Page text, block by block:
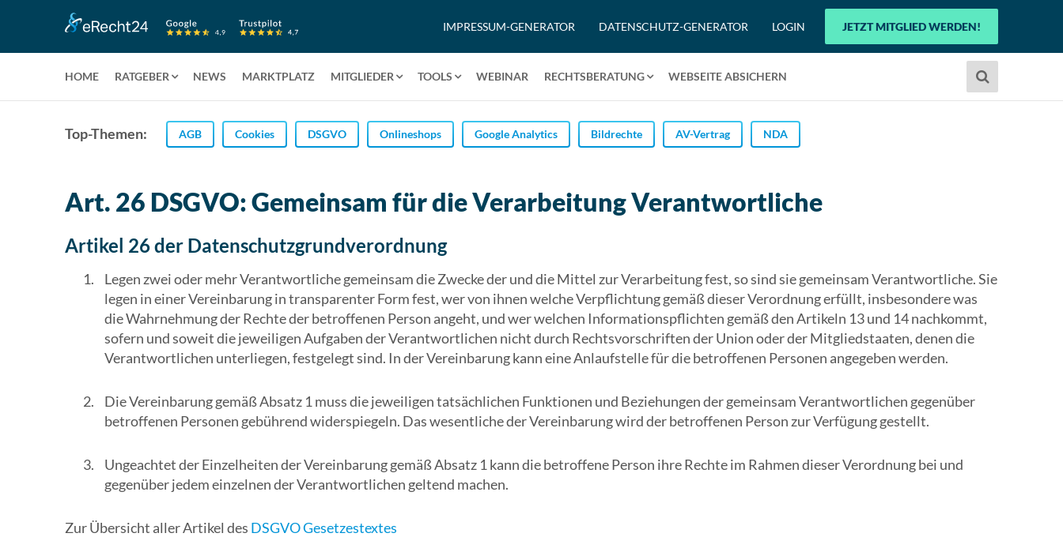
IMPRESSUM-GENERATOR DATENSCHUTZ-GENERATOR LOGIN JETZT MITGLIED WERDEN!
HOME RATGEBER NEWS MARKTPLATZ MITGLIEDER TOOLS WEBINAR RECHTSBERATUNG WEBSEITE ABSICHERN
Verwende
die
auszuwählen.
Drücke
die
Eingabetaste,
ausgewählten
Top-Themen: AGB Cookies DSGVO Onlineshops Google Analytics Bildrechte AV-Vertrag NDA
Art. 26 DSGVO: Gemeinsam für die Verarbeitung Verantwortliche
Artikel 26 der Datenschutzgrundverordnung
Legen zwei oder mehr Verantwortliche gemeinsam die Zwecke der und die Mittel zur Verarbeitung fest, so sind sie gemeinsam Verantwortliche. Sie
legen in einer Vereinbarung in transparenter Form fest, wer von ihnen welche Verpflichtung gemäß dieser Verordnung erfüllt, insbesondere was
die Wahrnehmung der Rechte der betroffenen Person angeht, und wer welchen Informationspflichten gemäß den Artikeln 13 und 14 nachkommt,
sofern und soweit die jeweiligen Aufgaben der Verantwortlichen nicht durch Rechtsvorschriften der Union oder der Mitgliedstaaten, denen die
Verantwortlichen unterliegen, festgelegt sind. In der Vereinbarung kann eine Anlaufstelle für die betroffenen Personen angegeben werden.
Die Vereinbarung gemäß Absatz 1 muss die jeweiligen tatsächlichen Funktionen und Beziehungen der gemeinsam Verantwortlichen gegenüber
betroffenen Personen gebührend widerspiegeln. Das wesentliche der Vereinbarung wird der betroffenen Person zur Verfügung gestellt.
Ungeachtet der Einzelheiten der Vereinbarung gemäß Absatz 1 kann die betroffene Person ihre Rechte im Rahmen dieser Verordnung bei und
gegenüber jedem einzelnen der Verantwortlichen geltend machen.
Zur Übersicht aller Artikel des DSGVO Gesetzestextes